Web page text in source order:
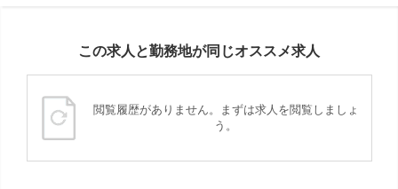
この求人と勤務地が同じオススメ求人
閲覧履歴がありません。まずは求人を閲覧しましょ
う。